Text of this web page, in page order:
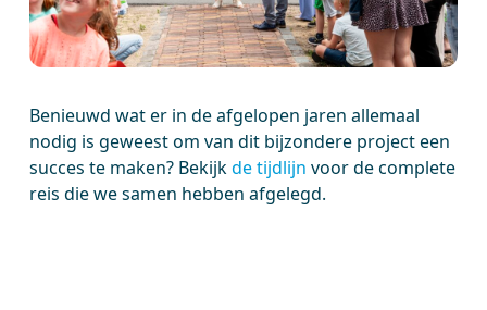
Benieuwd wat er in de afgelopen jaren allemaal
nodig is geweest om van dit bijzondere project een
succes te maken? Bekijkde tijdlijn voor de complete
reis die we samen hebben afgelegd.